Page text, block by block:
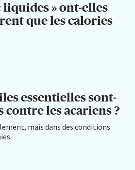
liquides » ont-elles
que les calories
essentielles sont-
contre les acariens ?
mais dans des conditions